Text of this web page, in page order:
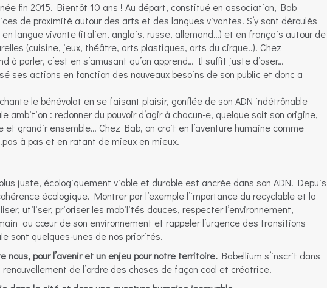
fin 2015. Bientôt 10 ans ! Au départ, constitué en association, Bab
de proximité autour des arts et des langues vivantes. S’y sont déroulés
langue vivante (italien, anglais, russe, allemand…) et en français autour de
(cuisine, jeux, théâtre, arts plastiques, arts du cirque..). Chez
à parler, c’est en s’amusant qu’on apprend… Il suffit juste d’oser…
ses actions en fonction des nouveaux besoins de son public et donc a
le bénévolat en se faisant plaisir, gonflée de son ADN indétrônable
ambition : redonner du pouvoir d’agir à chacun-e, quelque soit son origine,
et grandir ensemble… Chez Bab, on croit en l’aventure humaine comme
à pas et en ratant de mieux en mieux.
juste, écologiquement viable et durable est ancrée dans son ADN. Depuis
écologique. Montrer par l’exemple l’importance du recyclable et la
utiliser, prioriser les mobilités douces, respecter l’environnement,
au cœur de son environnement et rappeler l’urgence des transitions
sont quelques-unes de nos priorités.
nous, pour l’avenir et un enjeu pour notre territoire. Babellium s’inscrit dans
de l’ordre des choses de façon cool et créatrice.